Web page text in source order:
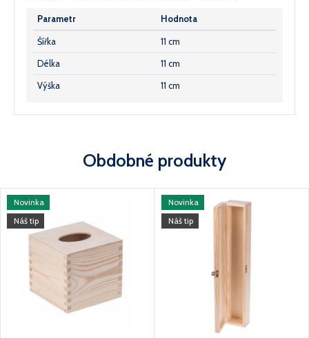
Parametr Hodnota
Šířka 11 cm
Délka 11 cm
Výška 11 cm
Obdobné produkty
Novinka
Náš tip
Novinka
Náš tip